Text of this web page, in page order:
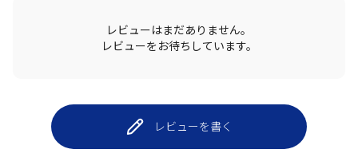
レビューはまだありません。
レビューをお待ちしています。
レビューを書く